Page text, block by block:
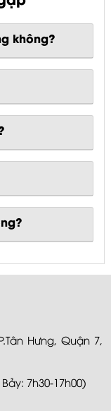
không?
Hưng, Quận 7,
7h30-17h00)